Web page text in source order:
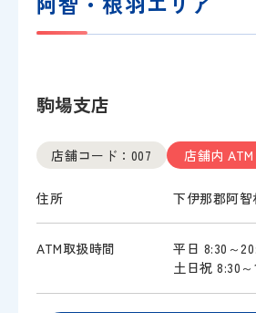
駒場支店
店舗コード：007 店舗内 ATM
住所 下伊那郡阿
ATM取扱時間
平日 8:30～
土日祝 8:30～